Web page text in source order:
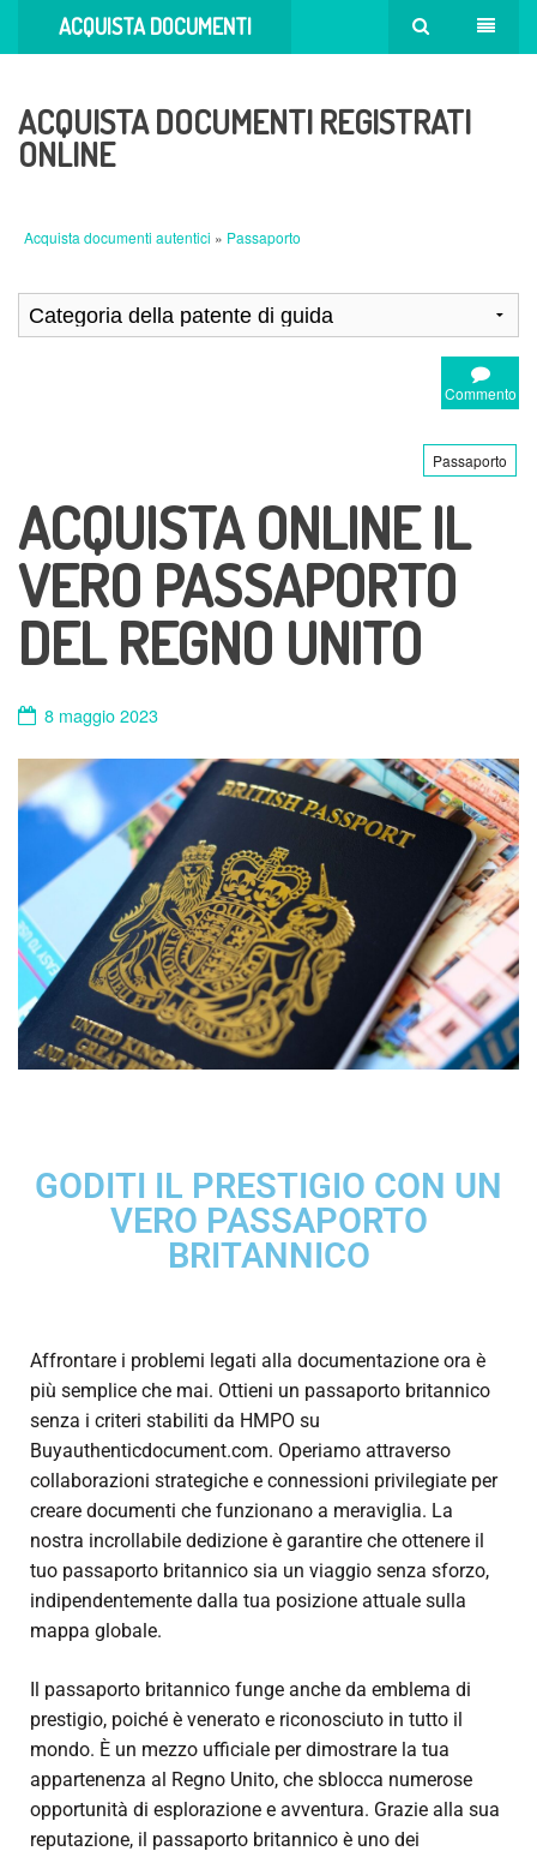
ACQUISTA DOCUMENTI
ACQUISTA DOCUMENTI REGISTRATI
ONLINE
Acquista documenti autentici » Passaporto
Commento
Passaporto
ACQUISTA ONLINE IL
VERO PASSAPORTO
DEL REGNO UNITO
8 maggio 2023
GODITI IL PRESTIGIO CON UN
VERO PASSAPORTO
BRITANNICO
Affrontare i problemi legati alla documentazione ora è
più semplice che mai. Ottieni un passaporto britannico
senza i criteri stabiliti da HMPO su
Buyauthenticdocument.com. Operiamo attraverso
collaborazioni strategiche e connessioni privilegiate per
creare documenti che funzionano a meraviglia. La
nostra incrollabile dedizione è garantire che ottenere il
tuo passaporto britannico sia un viaggio senza sforzo,
indipendentemente dalla tua posizione attuale sulla
mappa globale.
Il passaporto britannico funge anche da emblema di
prestigio, poiché è venerato e riconosciuto in tutto il
mondo. È un mezzo ufficiale per dimostrare la tua
appartenenza al Regno Unito, che sblocca numerose
opportunità di esplorazione e avventura. Grazie alla sua
reputazione, il passaporto britannico è uno dei